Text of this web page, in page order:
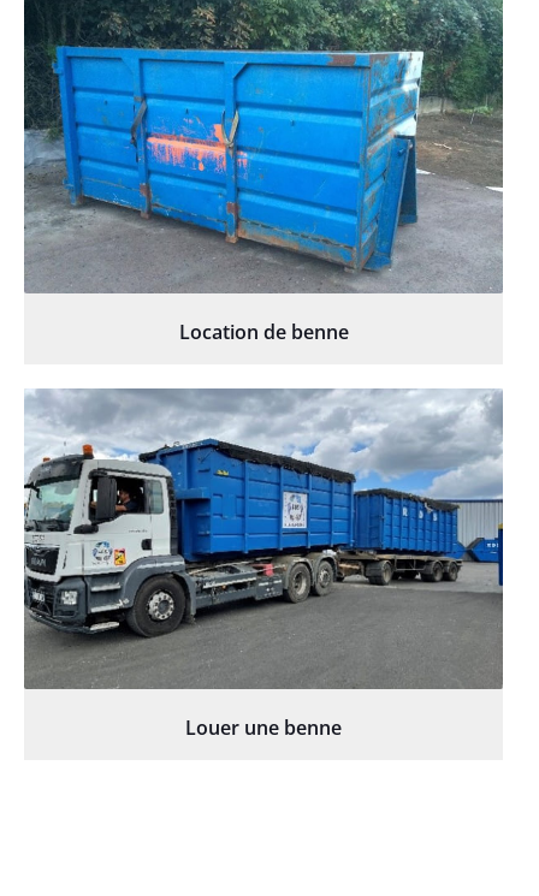
Location de benne
Louer une benne